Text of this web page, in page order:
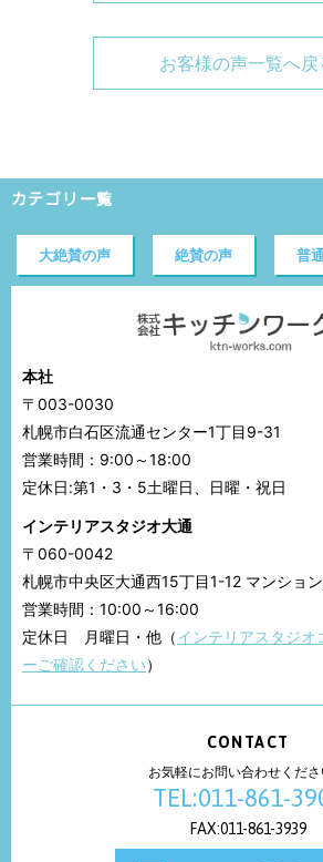
お客様の声一覧へ戻
カテゴリ一覧
大絶賛の声 絶賛の声 普
本社
〒003-0030
札幌市白石区流通センター1丁目9-31
営業時間：9:00～18:00
定休日:第1・3・5土曜日、日曜・祝日
インテリアスタジオ大通
〒060-0042
札幌市中央区大通西15丁目1-12 マンショ
営業時間：10:00～16:00
定休日 月曜日・他（インテリアスタジ
ーご確認ください）
CONTACT
お気軽にお問い合わせくださ
TEL:011-861-
FAX:011-861-3939